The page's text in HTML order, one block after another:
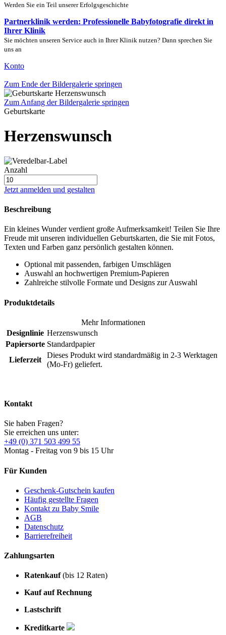
Werden Sie ein Teil unserer Erfolgsgeschichte
Partnerklinik werden: Professionelle Babyfotografie direkt in
Ihrer Klinik
Sie möchten unseren Service auch in Ihrer Klinik nutzen? Dann sprechen Sie
uns an
Konto
Zum Ende der Bildergalerie springen
Zum Anfang der Bildergalerie springen
Geburtskarte
Herzenswunsch
Anzahl
Jetzt anmelden und gestalten
Beschreibung
Ein kleines Wunder verdient große Aufmerksamkeit! Teilen Sie Ihre
Freude mit unseren individuellen Geburtskarten, die Sie mit Fotos,
Texten und Farben ganz persönlich gestalten können.
Optional mit passenden, farbigen Umschlägen
Auswahl an hochwertigen Premium-Papieren
Zahlreiche stilvolle Formate und Designs zur Auswahl
Produktdetails
Mehr Informationen
Designlinie Herzenswunsch
Papiersorte Standardpapier
Lieferzeit
Dieses Produkt wird standardmäßig in 2-3 Werktagen
(Mo-Fr) geliefert.
Kontakt
Sie haben Fragen?
Sie erreichen uns unter:
+49 (0) 371 503 499 55
Montag - Freitag von 9 bis 15 Uhr
Für Kunden
Geschenk-Gutschein kaufen
Häufig gestellte Fragen
Kontakt zu Baby Smile
AGB
Datenschutz
Barrierefreiheit
Zahlungsarten
Ratenkauf(bis 12 Raten)
Kauf auf Rechnung
Lastschrift
Kreditkarte